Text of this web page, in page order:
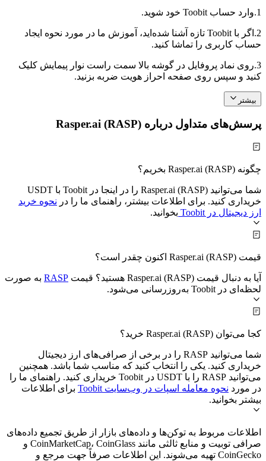
1. وارد حساب Toobit خود شوید.
2.
اگر با Toobit تازه آشنا شده‌اید، آموزش ما در مورد نحوه ایجاد
حساب کاربری را تماشا کنید.
3. روی نماد پروفایل در گوشه بالا سمت راست نوار پیمایش کلیک
کنید و سپس روی صفحه احراز هویت ضربه بزنید.
بیشتر
پرسش‌های متداول درباره Rasper.ai (RASP)
چگونه Rasper.ai (RASP) بخریم؟
شما می‌توانید Rasper.ai (RASP) را در اینجا در Toobit با USDT
خریداری کنید. برای اطلاعات بیشتر، راهنمای ما را در نحوه خرید
ارز دیجیتال در Toobit
بخوانید.
قیمت Rasper.ai (RASP) اکنون چقدر است؟
آیا به دنبال قیمت Rasper.ai (RASP) هستید؟ قیمت RASP به صورت
لحظه‌ای در Toobit به‌روزرسانی می‌شود.
کجا می‌توان Rasper.ai (RASP) خرید؟
شما می‌توانید RASP را در برخی از صرافی‌های ارز دیجیتال
خریداری کنید. یکی را انتخاب کنید که مناسب شما باشد. همچنین
می‌توانید RASP را با USDT در Toobit خریداری کنید. راهنمای ما را
در مورد نحوه معامله اسپات در وب‌سایت Toobit
برای اطلاعات
بیشتر بخوانید.
اطلاعات مربوط به توکن‌ها و داده‌های بازار از طریق تجمیع داده‌های
صرافی توبیت و منابع ثالثی مانند CoinMarketCap، CoinGlass و
CoinGecko تهیه می‌شوند. این اطلاعات صرفاً جهت مرجع و